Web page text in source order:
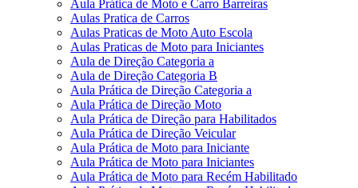
Aula Prática de Moto e Carro Barreiras
Aulas Pratica de Carros
Aulas Praticas de Moto Auto Escola
Aulas Praticas de Moto para Iniciantes
Aula de Direção Categoria a
Aula de Direção Categoria B
Aula Prática de Direção Categoria a
Aula Prática de Direção Moto
Aula Prática de Direção para Habilitados
Aula Prática de Direção Veicular
Aula Prática de Moto para Iniciante
Aula Prática de Moto para Iniciantes
Aula Prática de Moto para Recém Habilitado